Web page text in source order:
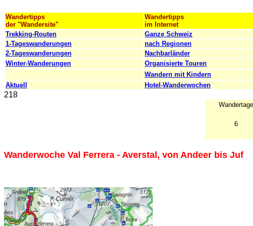
Wandertipps
der "Wandersite"
Wandertipps
im Internet
Trekking-Routen Ganze Schweiz
1-Tageswanderungen
nach Regionen
2-Tageswanderungen
Nachbarländer
Winter-Wanderungen
Organisierte Touren
Wandern mit Kindern
Aktuell
Hotel-Wanderwochen
218
Wandertage
6
Wanderwoche Val Ferrera - Averstal, von Andeer bis Juf